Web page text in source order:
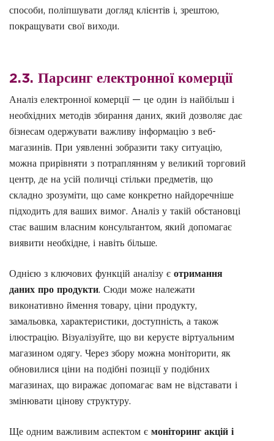
способи, поліпшувати догляд клієнтів і, зрештою,
покращувати свої виходи.
2.3. Парсинг електронної комерції
Аналіз електронної комерції — це один із найбільш і
необхідних методів збирання даних, який дозволяє дає
бізнесам одержувати важливу інформацію з веб-
магазинів. При уявленні зобразити таку ситуацію,
можна прирівняти з потраплянням у великий торговий
центр, де на усій поличці стільки предметів, що
складно зрозуміти, що саме конкретно найдоречніше
підходить для ваших вимог. Аналіз у такій обстановці
стає вашим власним консультантом, який допомагає
виявити необхідне, і навіть більше.
Однією з ключових функцій аналізу є отримання
даних про продукти. Сюди може належати
виконативно ймення товару, ціни продукту,
замальовка, характеристики, доступність, а також
ілюстрацію. Візуалізуйте, що ви керуєте віртуальним
магазином одягу. Через збору можна моніторити, як
обновилися ціни на подібні позиції у подібних
магазинах, що виражає допомагає вам не відставати і
змінювати цінову структуру.
Ще одним важливим аспектом є моніторинг акцій і